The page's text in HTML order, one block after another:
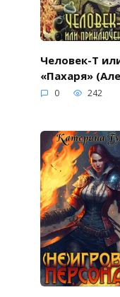
Человек-Т
«Пахаря»
0 242